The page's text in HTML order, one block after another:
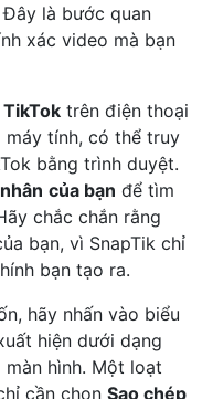
là bước quan
xác video mà bạn
TikTok trên điện thoại
máy tính, có thể truy
bằng trình duyệt.
của bạn để tìm
chắc chắn rằng
bạn, vì SnapTik chỉ
bạn tạo ra.
hãy nhấn vào biểu
hiện dưới dạng
hình. Một loạt
cần chọn Sao chép